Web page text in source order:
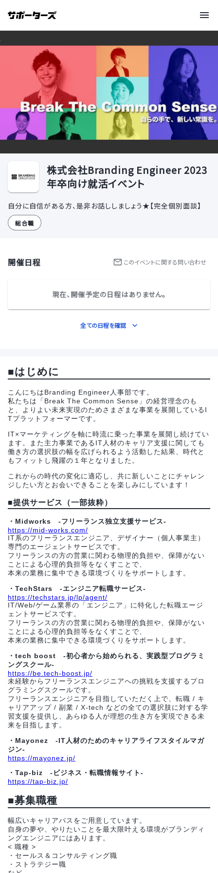
株式会社Branding Engineer 2023
年卒向け就活イベント
自分に自信がある方、是非お話ししましょう★【完全個別面談】
総合職
開催日程 このイベントに関する問い合わせ
現在、開催予定の日程はありません。
全ての日程を確認
■はじめに
こんにちはBranding Engineer人事部です。
私たちは「Break The Common Sense」の経営理念のも
と、よりよい未来実現のためさまざまな事業を展開しているI
Tプラットフォーマーです。
IT×マーケティングを軸に時流に乗った事業を展開し続けてい
ます。また主力事業であるIT人材のキャリア支援に関しても
働き方の選択肢の幅を広げられるよう活動した結果、時代と
もフィットし飛躍の１年となりました。
これからの時代の変化に適応し、共に新しいことにチャレン
ジしたい方とお会いできることを楽しみにしています！
■提供サービス（一部抜粋）
・Midworks -フリーランス独立支援サービス-
https://mid-works.com/
IT系のフリーランスエンジニア、デザイナー（個人事業主）
専門のエージェントサービスです。
フリーランスの方の営業に関わる物理的負担や、保障がない
ことによる心理的負担等をなくすことで、
本来の業務に集中できる環境づくりをサポートします。
・TechStars -エンジニア転職サービス-
https://techstars.jp/lp/agent/
IT/Web/ゲーム業界の「エンジニア」に特化した転職エージ
ェントサービスです。
フリーランスの方の営業に関わる物理的負担や、保障がない
ことによる心理的負担等をなくすことで、
本来の業務に集中できる環境づくりをサポートします。
・tech boost -初心者から始められる、実践型プログラミ
ングスクール-
https://be.tech-boost.jp/
未経験からフリーランスエンジニアへの挑戦を支援するプロ
グラミングスクールです。
フリーランスエンジニアを目指していただく上で、転職 / キ
ャリアアップ / 副業 / X-tech などの全ての選択肢に対する学
習支援を提供し、あらゆる人が理想の生き方を実現できる未
来を目指します。
・Mayonez -IT人材のためのキャリアライフスタイルマガ
ジン-
https://mayonez.jp/
・Tap-biz -ビジネス・転職情報サイト-
https://tap-biz.jp/
■募集職種
幅広いキャリアパスをご用意しています。
自身の夢や、やりたいことを最大限叶える環境がブランディ
ングエンジニアにはあります。
< 職種 >
・セールス＆コンサルティング職
・ストラテジー職